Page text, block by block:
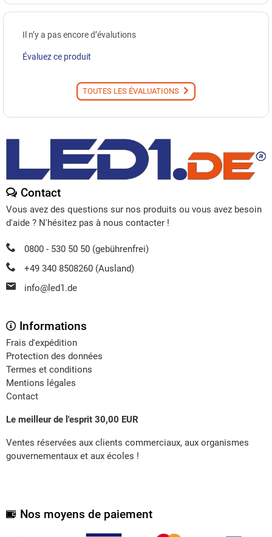
Il n’y a pas encore d’évalutions
Évaluez ce produit
TOUTES LES ÉVALUATIONS
Contact
Vous avez des questions sur nos produits ou vous avez besoin
d'aide ? N'hésitez pas à nous contacter !
0800 - 530 50 50 (gebührenfrei)
+49 340 8508260 (Ausland)
info@led1.de
Informations
Frais d'expédition
Protection des données
Termes et conditions
Mentions légales
Contact
Le meilleur de l'esprit 30,00 EUR
Ventes réservées aux clients commerciaux, aux organismes
gouvernementaux et aux écoles !
Nos moyens de paiement